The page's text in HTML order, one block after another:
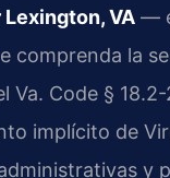
VA —
comprenda la
Va. Code §
implícito de
y